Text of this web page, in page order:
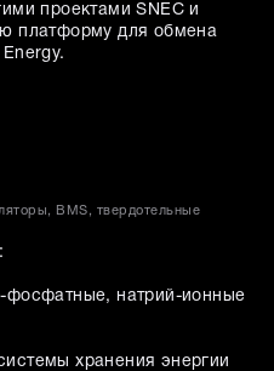
проектами SNEC и
платформу для обмена
BMS, твердотельные
фосфатные, натрий-ионные
хранения энергии